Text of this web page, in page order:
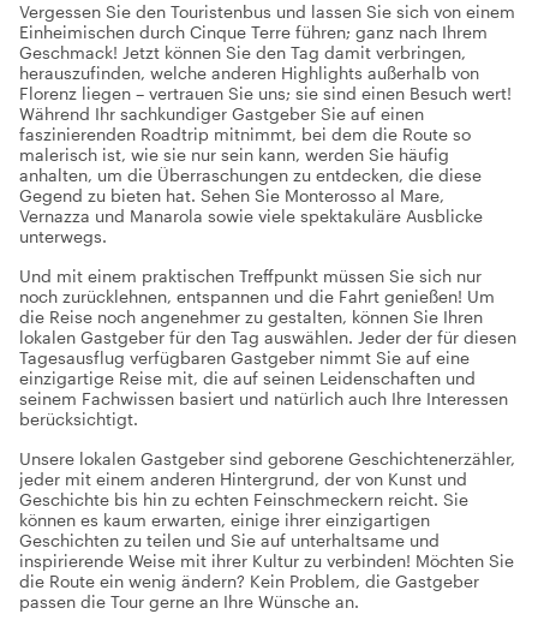
Vergessen Sie den Touristenbus und lassen Sie sich von einem
Einheimischen durch Cinque Terre führen; ganz nach Ihrem
Geschmack! Jetzt können Sie den Tag damit verbringen,
herauszufinden, welche anderen Highlights außerhalb von
Florenz liegen – vertrauen Sie uns; sie sind einen Besuch wert!
Während Ihr sachkundiger Gastgeber Sie auf einen
faszinierenden Roadtrip mitnimmt, bei dem die Route so
malerisch ist, wie sie nur sein kann, werden Sie häufig
anhalten, um die Überraschungen zu entdecken, die diese
Gegend zu bieten hat. Sehen Sie Monterosso al Mare,
Vernazza und Manarola sowie viele spektakuläre Ausblicke
unterwegs.
Und mit einem praktischen Treffpunkt müssen Sie sich nur
noch zurücklehnen, entspannen und die Fahrt genießen! Um
die Reise noch angenehmer zu gestalten, können Sie Ihren
lokalen Gastgeber für den Tag auswählen. Jeder der für diesen
Tagesausflug verfügbaren Gastgeber nimmt Sie auf eine
einzigartige Reise mit, die auf seinen Leidenschaften und
seinem Fachwissen basiert und natürlich auch Ihre Interessen
berücksichtigt.
Unsere lokalen Gastgeber sind geborene Geschichtenerzähler,
jeder mit einem anderen Hintergrund, der von Kunst und
Geschichte bis hin zu echten Feinschmeckern reicht. Sie
können es kaum erwarten, einige ihrer einzigartigen
Geschichten zu teilen und Sie auf unterhaltsame und
inspirierende Weise mit ihrer Kultur zu verbinden! Möchten Sie
die Route ein wenig ändern? Kein Problem, die Gastgeber
passen die Tour gerne an Ihre Wünsche an.